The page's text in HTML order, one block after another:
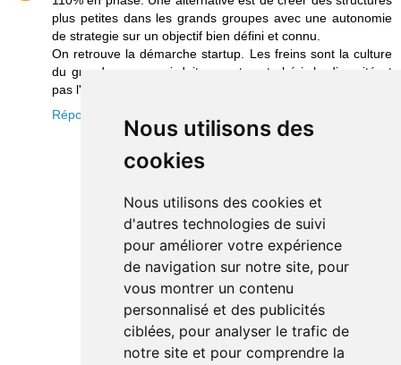
Nous utilisons des
cookies
Nous utilisons des cookies et
d'autres technologies de suivi
pour améliorer votre expérience
de navigation sur notre site, pour
vous montrer un contenu
personnalisé et des publicités
ciblées, pour analyser le trafic de
notre site et pour comprendre la
plus petites dans les grands groupes avec une autonomie
de strategie sur un objectif bien défini et connu.
On retrouve la démarche startup. Les freins sont la culture
du grand groupe qui doit accepter et chérir la diversité et
pas l'uniformité.
Répondre